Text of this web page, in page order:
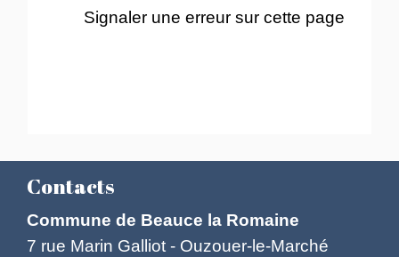
Signaler une erreur sur cette page
Contacts
Commune de Beauce la Romaine
7 rue Marin Galliot - Ouzouer-le-Marché